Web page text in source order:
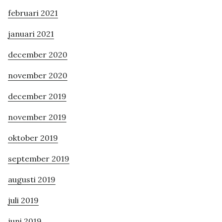
februari 2021
januari 2021
december 2020
november 2020
december 2019
november 2019
oktober 2019
september 2019
augusti 2019
juli 2019